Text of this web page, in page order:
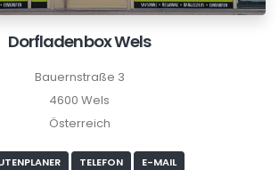
Dorfladenbox Wels
Bauernstraße 3
4600 Wels
Österreich
TELEFON E-MAIL